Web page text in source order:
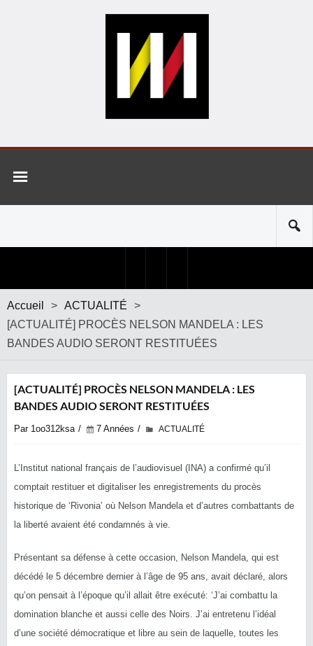
Accueil > ACTUALITÉ
>
[ACTUALITÉ] PROCÈS NELSON MANDELA : LES
BANDES AUDIO SERONT RESTITUÉES
[ACTUALITÉ] PROCÈS NELSON MANDELA : LES
BANDES AUDIO SERONT RESTITUÉES
Par 1oo312ksa 7 Années ACTUALITÉ
L’Institut national français de l’audiovisuel (INA) a confirmé qu’il
comptait restituer et digitaliser les enregistrements du procès
historique de ‘Rivonia’ où Nelson Mandela et d’autres combattants de
la liberté avaient été condamnés à vie.
Présentant sa défense à cette occasion, Nelson Mandela, qui est
décédé le 5 décembre dernier à l’âge de 95 ans, avait déclaré, alors
qu’on pensait à l’époque qu’il allait être exécuté: ‘J’ai combattu la
domination blanche et aussi celle des Noirs. J’ai entretenu l’idéal
d’une société démocratique et libre au sein de laquelle, toutes les